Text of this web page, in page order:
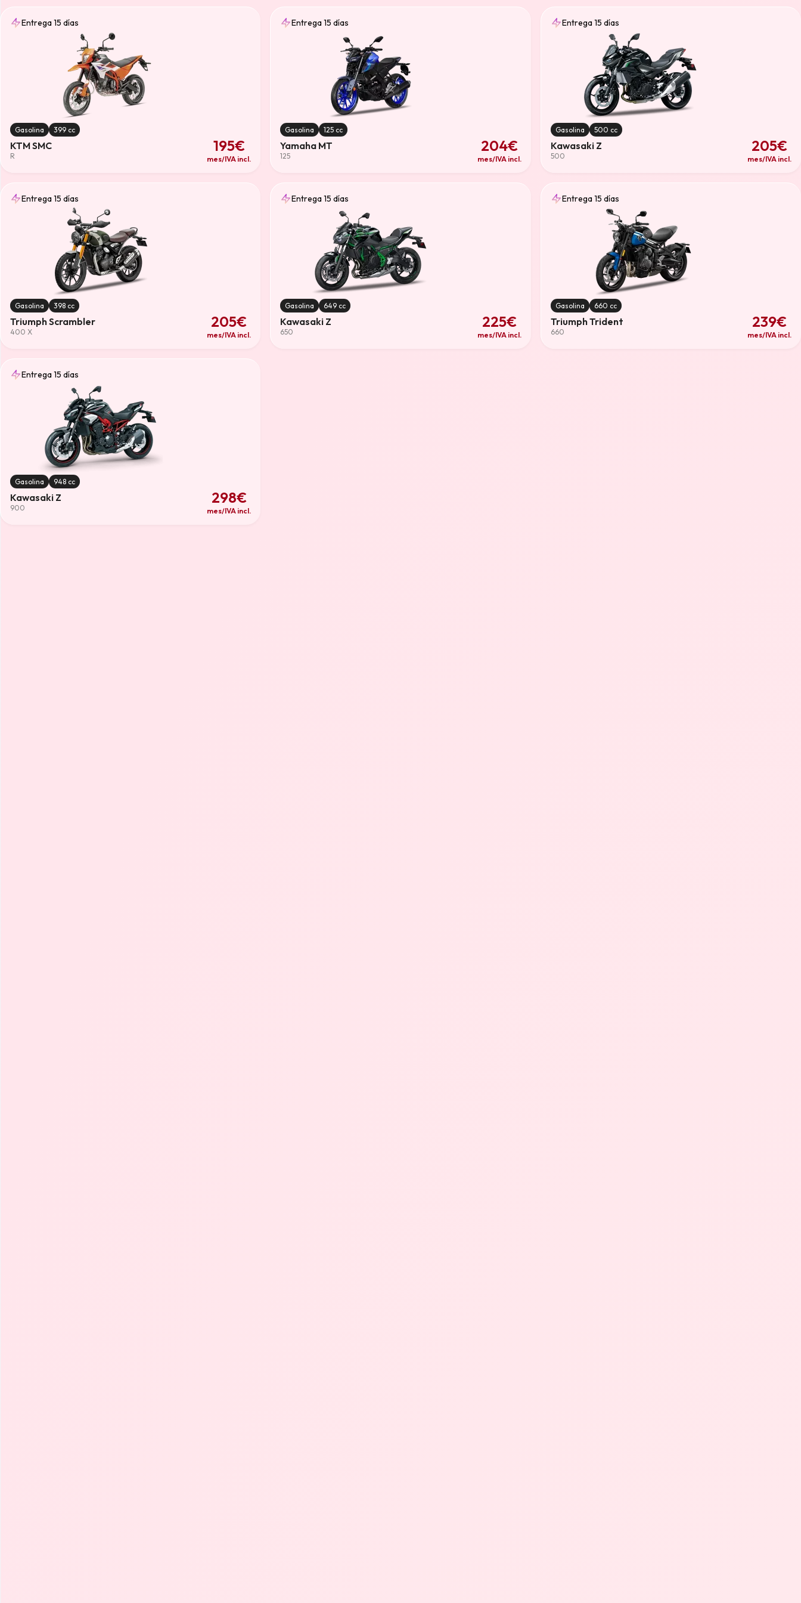
Combustible
Gasolina(13)
Limpiar
Entrega 15 días
Gasolina 399 cc
KTM SMC
R
195€
mes/IVA incl.
Entrega 15 días
Gasolina 125 cc
Yamaha MT
125
204€
mes/IVA incl.
Entrega 15 días
Gasolina 500 cc
Kawasaki Z
500
205€
mes/IVA incl.
Entrega 15 días
Gasolina 398 cc
Triumph Scrambler
400 X
205€
mes/IVA incl.
Entrega 15 días
Gasolina 649 cc
Kawasaki Z
650
225€
mes/IVA incl.
Entrega 15 días
Gasolina 660 cc
Triumph Trident
660
239€
mes/IVA incl.
Entrega 15 días
Gasolina 948 cc
Kawasaki Z
900
298€
mes/IVA incl.